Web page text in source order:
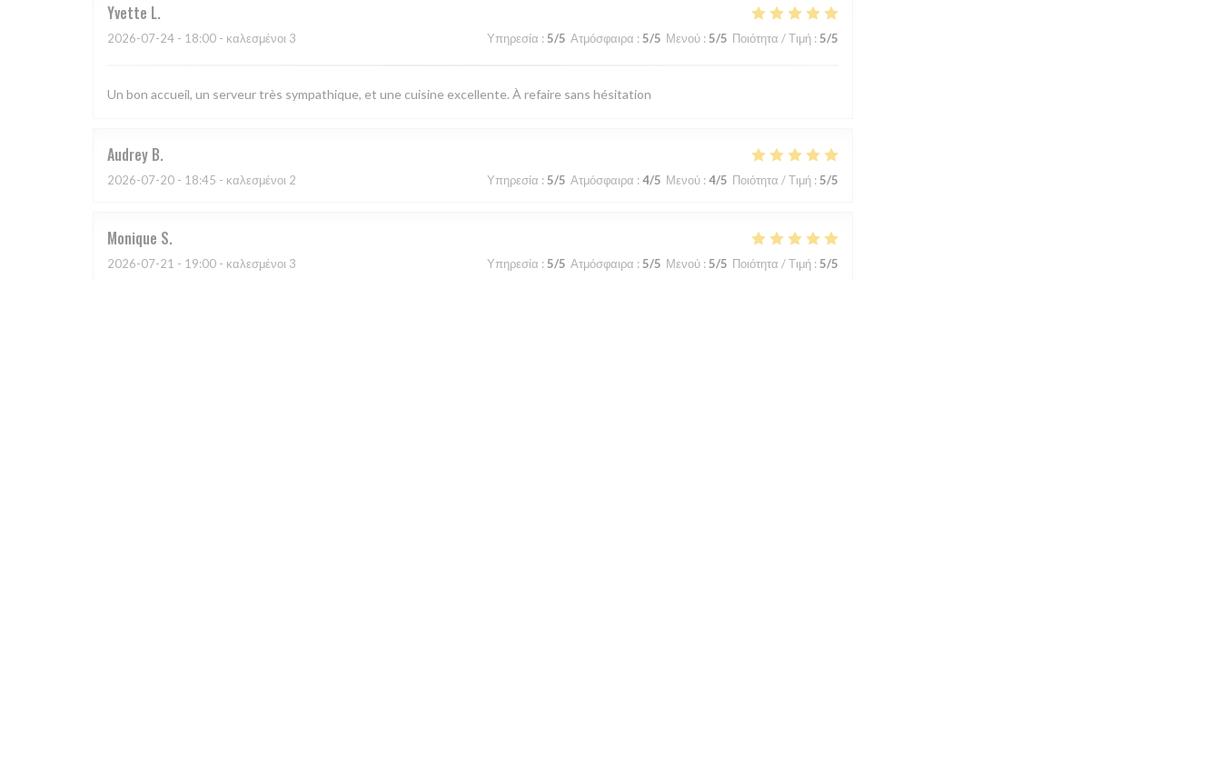
Yvette L
2026-07-24 - 18:00 - καλεσμένοι 3 Υπηρεσία : 5/5 Ατμόσφαιρα : 5/5 Μενού : 5/5 Ποιότητα / Τιμή : 5/5
Un bon accueil, un serveur très sympathique, et une cuisine excellente. À refaire sans hésitation
Audrey B
2026-07-20 - 18:45 - καλεσμένοι 2 Υπηρεσία : 5/5 Ατμόσφαιρα : 4/5 Μενού : 4/5 Ποιότητα / Τιμή : 5/5
Monique S
2026-07-21 - 19:00 - καλεσμένοι 3 Υπηρεσία : 5/5 Ατμόσφαιρα : 5/5 Μενού : 5/5 Ποιότητα / Τιμή : 5/5